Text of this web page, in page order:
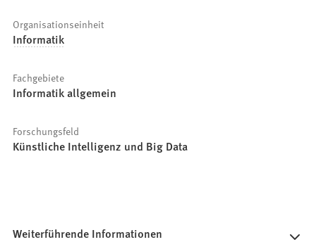
Organisationseinheit
Informatik
Fachgebiete
Informatik allgemein
Forschungsfeld
Künstliche Intelligenz und Big Data
Weiterführende Informationen